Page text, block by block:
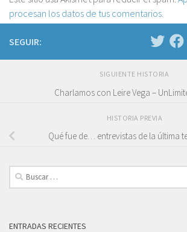
procesan los datos de tus comentarios.
SEGUIR:
SIGUIENTE HISTORIA
Charlamos con Leire Vega –
HISTORIA PREVIA
Qué fue de… entrevistas de la última
Buscar:
ENTRADAS RECIENTES